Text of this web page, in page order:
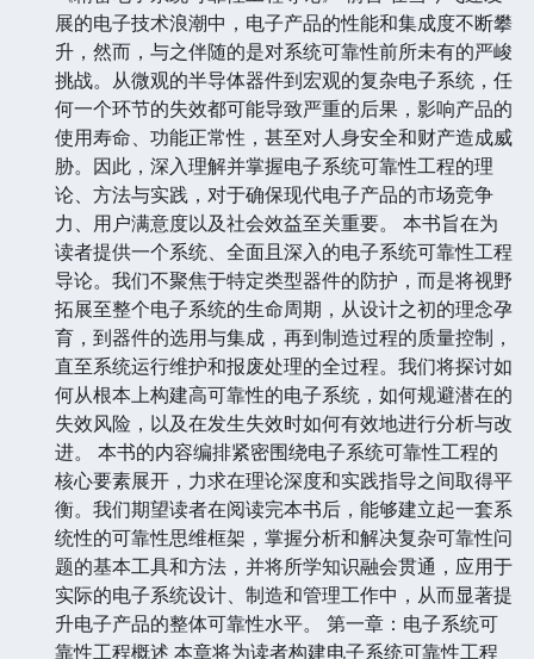
展的电子技术浪潮中，电子产品的性能和集成度不断攀
升，然而，与之伴随的是对系统可靠性前所未有的严峻
挑战。从微观的半导体器件到宏观的复杂电子系统，任
何一个环节的失效都可能导致严重的后果，影响产品的
使用寿命、功能正常性，甚至对人身安全和财产造成威
胁。因此，深入理解并掌握电子系统可靠性工程的理
论、方法与实践，对于确保现代电子产品的市场竞争
力、用户满意度以及社会效益至关重要。 本书旨在为
读者提供一个系统、全面且深入的电子系统可靠性工程
导论。我们不聚焦于特定类型器件的防护，而是将视野
拓展至整个电子系统的生命周期，从设计之初的理念孕
育，到器件的选用与集成，再到制造过程的质量控制，
直至系统运行维护和报废处理的全过程。我们将探讨如
何从根本上构建高可靠性的电子系统，如何规避潜在的
失效风险，以及在发生失效时如何有效地进行分析与改
进。 本书的内容编排紧密围绕电子系统可靠性工程的
核心要素展开，力求在理论深度和实践指导之间取得平
衡。我们期望读者在阅读完本书后，能够建立起一套系
统性的可靠性思维框架，掌握分析和解决复杂可靠性问
题的基本工具和方法，并将所学知识融会贯通，应用于
实际的电子系统设计、制造和管理工作中，从而显著提
升电子产品的整体可靠性水平。 第一章：电子系统可
靠性工程概述 本章将为读者构建电子系统可靠性工程